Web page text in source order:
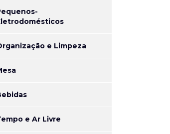
e Limpeza
e Ar Livre